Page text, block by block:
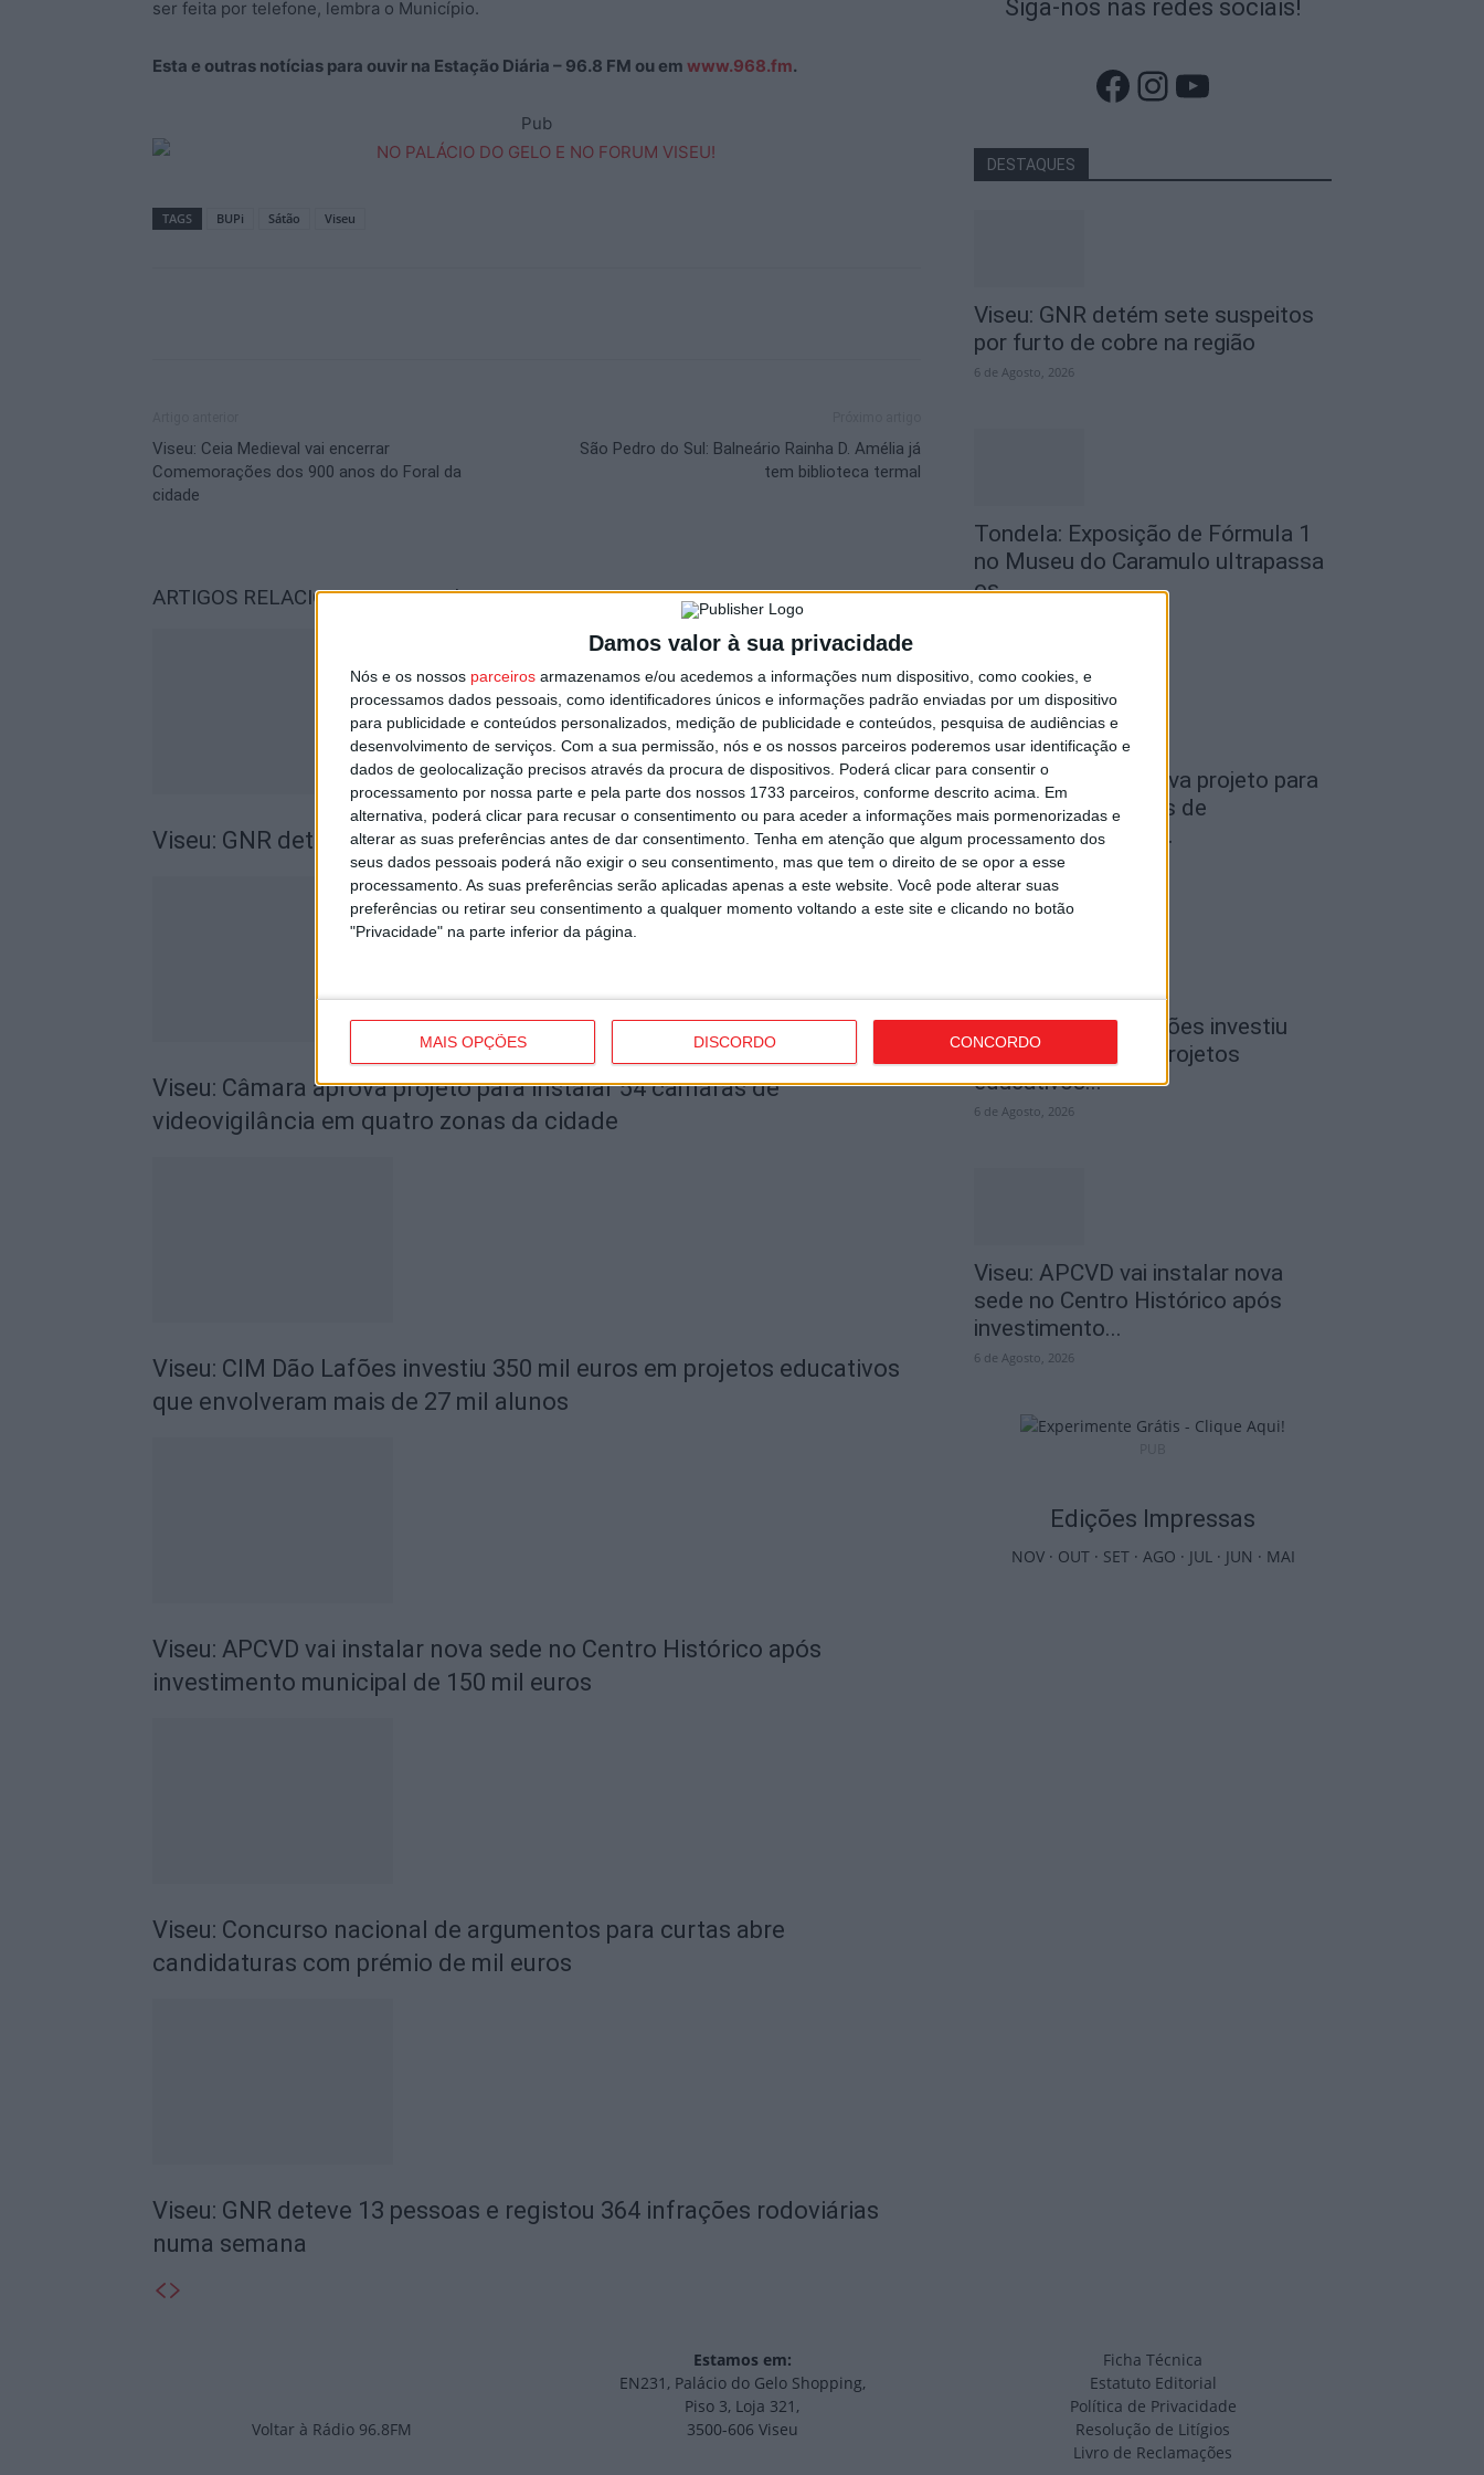
Damos valor à sua privacidade
Nós e os nossos parceiros armazenamos e/ou acedemos a informações num dispositivo, como cookies, e
processamos dados pessoais, como identificadores únicos e informações padrão enviadas por um dispositivo
para publicidade e conteúdos personalizados, medição de publicidade e conteúdos, pesquisa de audiências e
desenvolvimento de serviços. Com a sua permissão, nós e os nossos parceiros poderemos usar identificação e
dados de geolocalização precisos através da procura de dispositivos. Poderá clicar para consentir o
processamento por nossa parte e pela parte dos nossos 1733 parceiros, conforme descrito acima. Em
alternativa, poderá clicar para recusar o consentimento ou para aceder a informações mais pormenorizadas e
alterar as suas preferências antes de dar consentimento. Tenha em atenção que algum processamento dos
seus dados pessoais poderá não exigir o seu consentimento, mas que tem o direito de se opor a esse
processamento. As suas preferências serão aplicadas apenas a este website. Você pode alterar suas
preferências ou retirar seu consentimento a qualquer momento voltando a este site e clicando no botão
"Privacidade" na parte inferior da página.
MAIS OPÇÕES DISCORDO CONCORDO
ser feita por telefone, lembra o Município.
Esta e outras notícias para ouvir na Estação Diária – 96.8 FM ou em www.968.fm.
Pub
TAGS BUPi Sátão Viseu
Viseu: Ceia Medieval vai encerrar
Comemorações dos 900 anos do Foral da
cidade
São Pedro do Sul: Balneário Rainha D. Amélia já
tem biblioteca termal
ARTIGOS RELACIONADOSMais do autor
Viseu: GNR detém sete suspeitos por furto de cobre na região
Viseu: Câmara aprova projeto para instalar 54 câmaras de
videovigilância em quatro zonas da cidade
Viseu: CIM Dão Lafões investiu 350 mil euros em projetos educativos
que envolveram mais de 27 mil alunos
Viseu: APCVD vai instalar nova sede no Centro Histórico após
investimento municipal de 150 mil euros
Viseu: Concurso nacional de argumentos para curtas abre
candidaturas com prémio de mil euros
Viseu: GNR deteve 13 pessoas e registou 364 infrações rodoviárias
numa semana
Siga-nos nas redes sociais!
Facebook
Instagram
YouTube
DESTAQUES
Viseu: GNR detém sete suspeitos
por furto de cobre na região
6 de Agosto, 2026
Tondela: Exposição de Fórmula 1
no Museu do Caramulo ultrapassa
os...
Viseu: Câmara aprova projeto para
instalar 54 câmaras de
videovigilância em...
6 de Agosto, 2026
Viseu: CIM Dão Lafões investiu
350 mil euros em projetos
educativos...
6 de Agosto, 2026
Viseu: APCVD vai instalar nova
sede no Centro Histórico após
investimento...
6 de Agosto, 2026
Edições Impressas
NOV· OUT· SET· AGO · JUL· JUN · MAI
Voltar à Rádio 96.8FM
Estamos em:
EN231, Palácio do Gelo Shopping,
Piso 3, Loja 321,
3500-606 Viseu
Ficha Técnica
Estatuto Editorial
Política de Privacidade
Resolução de Litígios
Livro de Reclamações